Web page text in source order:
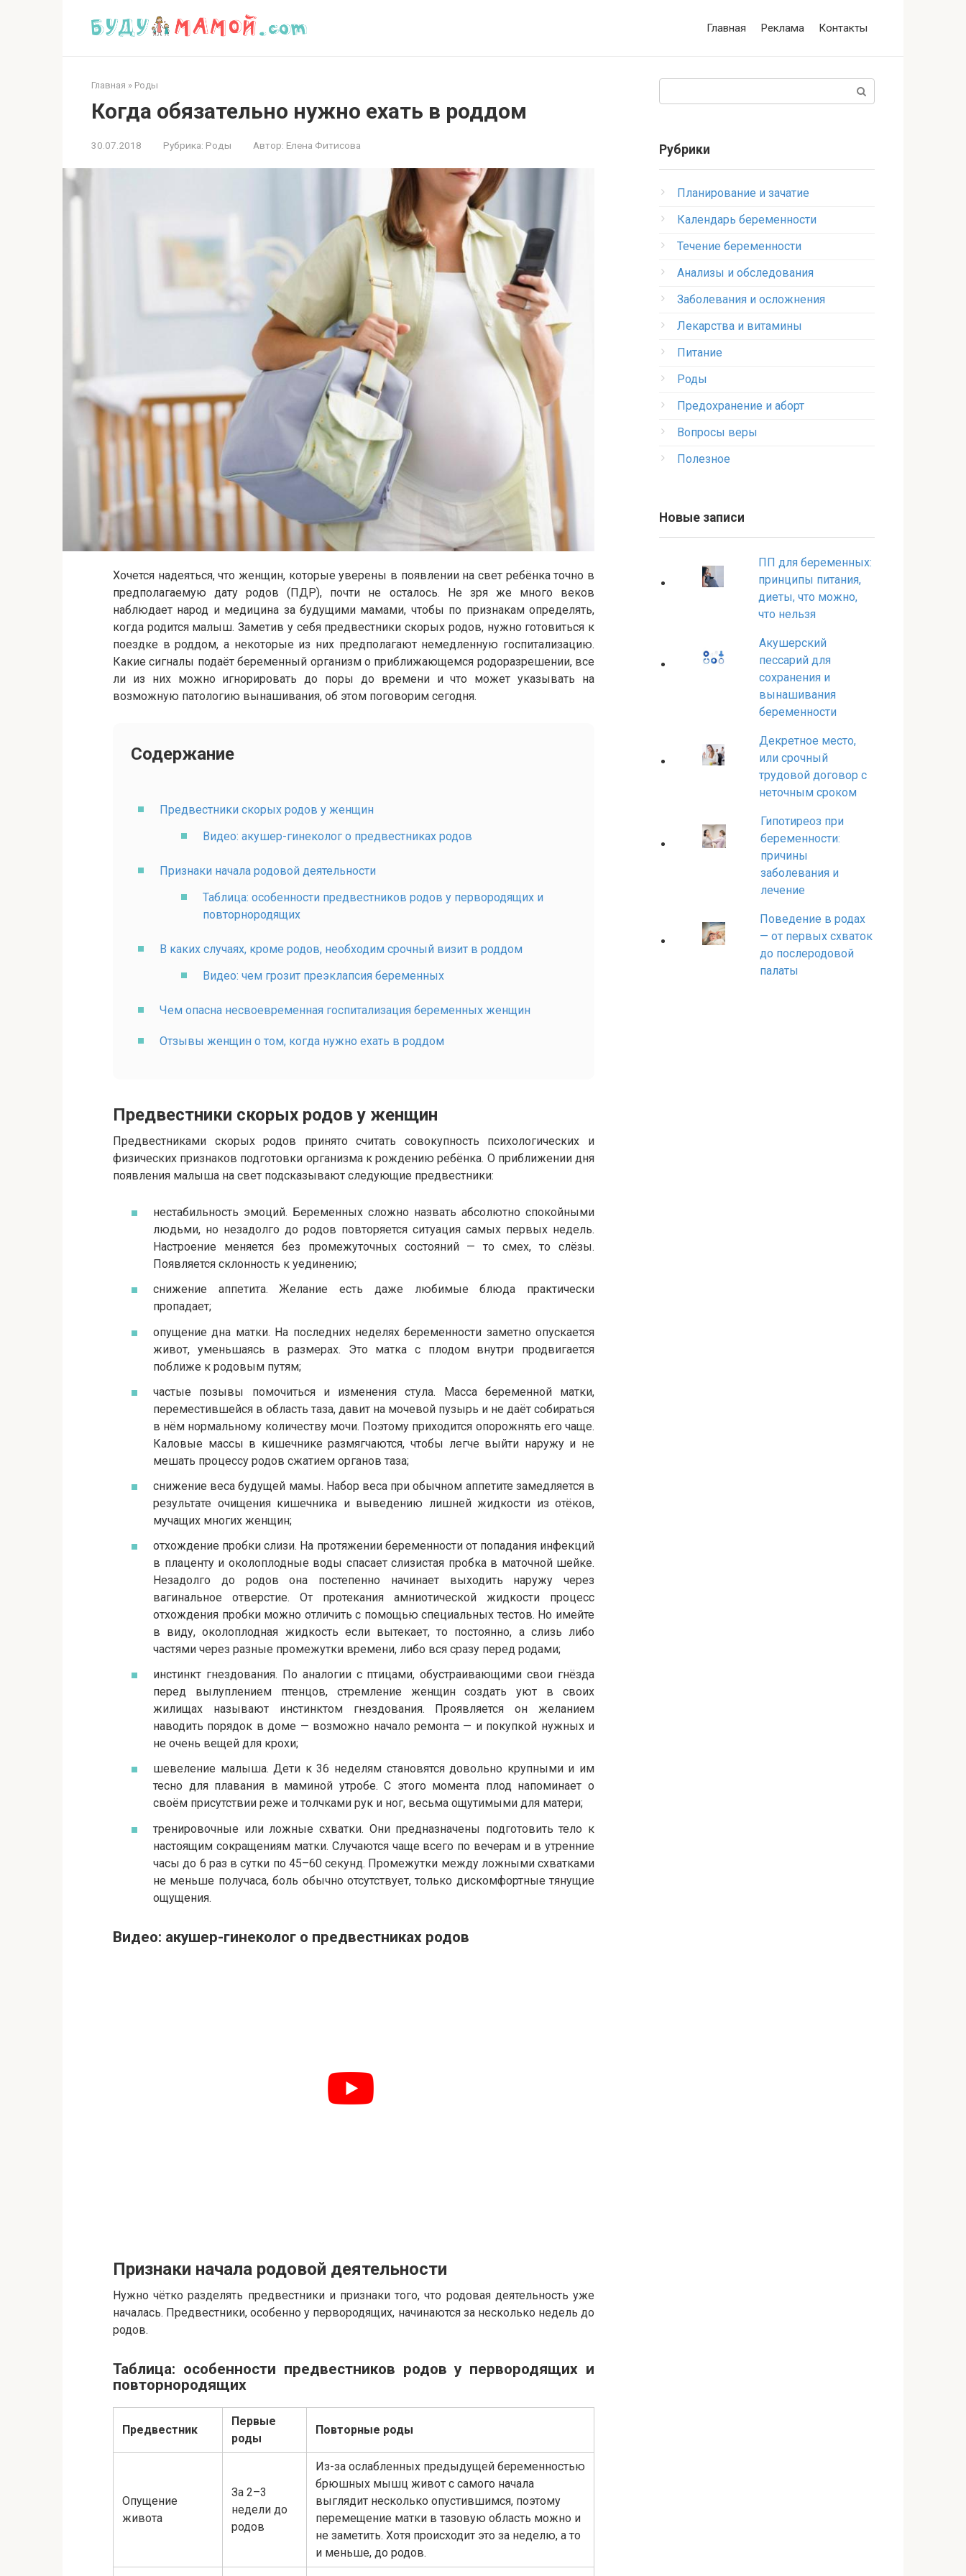
Главная Реклама Контакты
Главная » Роды
Когда обязательно нужно ехать в роддом
30.07.2018 Рубрика: Роды Автор: Елена Фитисова
Хочется надеяться, что женщин, которые уверены в появлении на свет ребёнка точно в
предполагаемую дату родов (ПДР), почти не осталось. Не зря же много веков
наблюдает народ и медицина за будущими мамами, чтобы по признакам определять,
когда родится малыш. Заметив у себя предвестники скорых родов, нужно готовиться к
поездке в роддом, а некоторые из них предполагают немедленную госпитализацию.
Какие сигналы подаёт беременный организм о приближающемся родоразрешении, все
ли из них можно игнорировать до поры до времени и что может указывать на
возможную патологию вынашивания, об этом поговорим сегодня.
Содержание
Предвестники скорых родов у женщин
Видео: акушер-гинеколог о предвестниках родов
Признаки начала родовой деятельности
Таблица: особенности предвестников родов у первородящих и
повторнородящих
В каких случаях, кроме родов, необходим срочный визит в роддом
Видео: чем грозит преэклапсия беременных
Чем опасна несвоевременная госпитализация беременных женщин
Отзывы женщин о том, когда нужно ехать в роддом
Предвестники скорых родов у женщин
Предвестниками скорых родов принято считать совокупность психологических и
физических признаков подготовки организма к рождению ребёнка. О приближении дня
появления малыша на свет подсказывают следующие предвестники:
нестабильность эмоций. Беременных сложно назвать абсолютно спокойными
людьми, но незадолго до родов повторяется ситуация самых первых недель.
Настроение меняется без промежуточных состояний — то смех, то слёзы.
Появляется склонность к уединению;
снижение аппетита. Желание есть даже любимые блюда практически
пропадает;
опущение дна матки. На последних неделях беременности заметно опускается
живот, уменьшаясь в размерах. Это матка с плодом внутри продвигается
поближе к родовым путям;
частые позывы помочиться и изменения стула. Масса беременной матки,
переместившейся в область таза, давит на мочевой пузырь и не даёт собираться
в нём нормальному количеству мочи. Поэтому приходится опорожнять его чаще.
Каловые массы в кишечнике размягчаются, чтобы легче выйти наружу и не
мешать процессу родов сжатием органов таза;
снижение веса будущей мамы. Набор веса при обычном аппетите замедляется в
результате очищения кишечника и выведению лишней жидкости из отёков,
мучащих многих женщин;
отхождение пробки слизи. На протяжении беременности от попадания инфекций
в плаценту и околоплодные воды спасает слизистая пробка в маточной шейке.
Незадолго до родов она постепенно начинает выходить наружу через
вагинальное отверстие. От протекания амниотической жидкости процесс
отхождения пробки можно отличить с помощью специальных тестов. Но имейте
в виду, околоплодная жидкость если вытекает, то постоянно, а слизь либо
частями через разные промежутки времени, либо вся сразу перед родами;
инстинкт гнездования. По аналогии с птицами, обустраивающими свои гнёзда
перед вылуплением птенцов, стремление женщин создать уют в своих
жилищах называют инстинктом гнездования. Проявляется он желанием
наводить порядок в доме — возможно начало ремонта — и покупкой нужных и
не очень вещей для крохи;
шевеление малыша. Дети к 36 неделям становятся довольно крупными и им
тесно для плавания в маминой утробе. С этого момента плод напоминает о
своём присутствии реже и толчками рук и ног, весьма ощутимыми для матери;
тренировочные или ложные схватки. Они предназначены подготовить тело к
настоящим сокращениям матки. Случаются чаще всего по вечерам и в утренние
часы до 6 раз в сутки по 45–60 секунд. Промежутки между ложными схватками
не меньше получаса, боль обычно отсутствует, только дискомфортные тянущие
ощущения.
Видео: акушер-гинеколог о предвестниках родов
Признаки начала родовой деятельности
Нужно чётко разделять предвестники и признаки того, что родовая деятельность уже
началась. Предвестники, особенно у первородящих, начинаются за несколько недель до
родов.
Таблица: особенности предвестников родов у первородящих и
повторнородящих
Предвестник
Первые
роды
Повторные роды
Опущение
живота
За 2–3
недели до
родов
Из-за ослабленных предыдущей беременностью
брюшных мышц живот с самого начала
выглядит несколько опустившимся, поэтому
перемещение матки в тазовую область можно и
не заметить. Хотя происходит это за неделю, а то
и меньше, до родов.
Рубрики
Планирование и зачатие
Календарь беременности
Течение беременности
Анализы и обследования
Заболевания и осложнения
Лекарства и витамины
Питание
Роды
Предохранение и аборт
Вопросы веры
Полезное
Новые записи
ПП для беременных:
принципы питания,
диеты, что можно,
что нельзя
Акушерский
пессарий для
сохранения и
вынашивания
беременности
Декретное место,
или срочный
трудовой договор с
неточным сроком
Гипотиреоз при
беременности:
причины
заболевания и
лечение
Поведение в родах
— от первых схваток
до послеродовой
палаты